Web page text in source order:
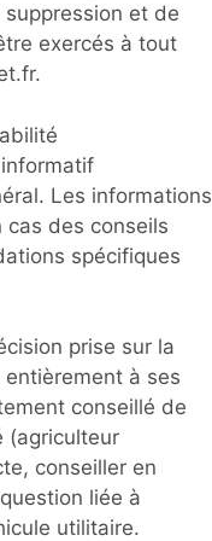
et de
exercés à tout
Les informations
des conseils
spécifiques
prise sur la
à ses
conseillé de
(agriculteur
conseiller en
liée à
utilitaire.